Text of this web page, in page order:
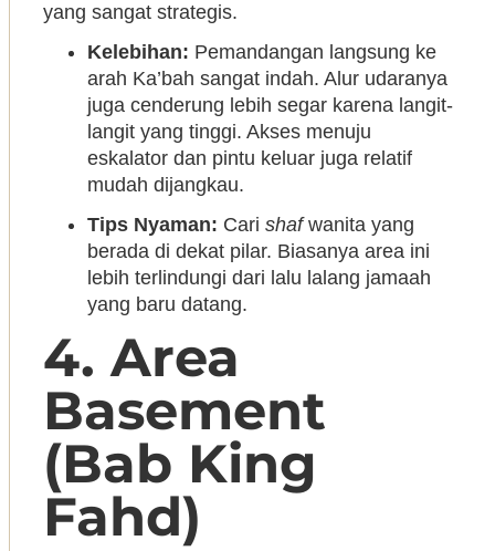
yang sangat strategis.
Kelebihan: Pemandangan langsung ke
arah Ka’bah sangat indah. Alur udaranya
juga cenderung lebih segar karena langit-
langit yang tinggi. Akses menuju
eskalator dan pintu keluar juga relatif
mudah dijangkau.
Tips Nyaman: Cari shafwanita yang
berada di dekat pilar. Biasanya area ini
lebih terlindungi dari lalu lalang jamaah
yang baru datang.
4. Area
Basement
(Bab King
Fahd)